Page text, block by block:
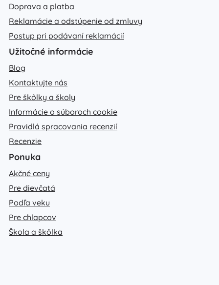
Doprava a platba
Reklamácie a odstúpenie od zmluvy
Postup pri podávaní reklamácií
Užitočné informácie
Blog
Kontaktujte nás
Pre škôlky a školy
Informácie o súboroch cookie
Pravidlá spracovania recenzií
Recenzie
Ponuka
Akčné ceny
Pre dievčatá
Podľa veku
Pre chlapcov
Škola a škôlka